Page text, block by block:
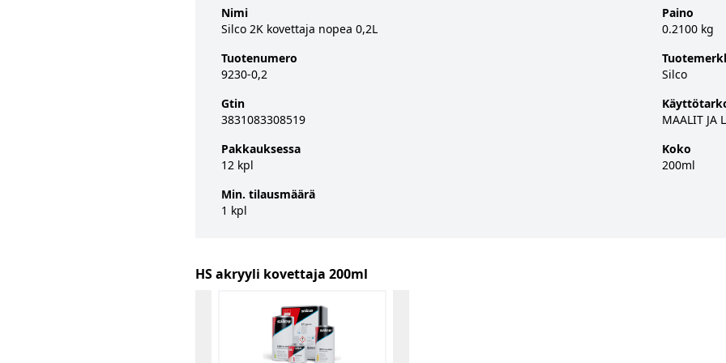
Nimi
Silco 2K kovettaja nopea 0,2L
Tuotenumero
9230-0,2
Gtin
3831083308519
Pakkauksessa
12 kpl
Min. tilausmäärä
1 kpl
Paino
0.2100 kg
Silco
MAALIT JA
Koko
200ml
HS akryyli kovettaja 200ml